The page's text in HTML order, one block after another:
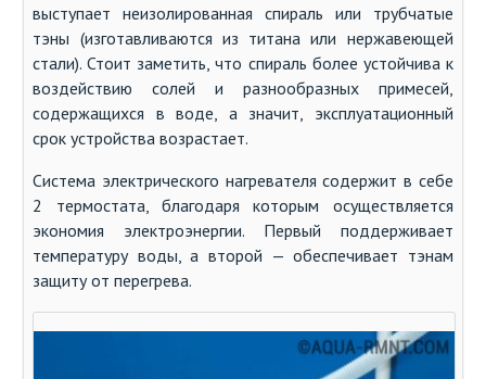
выступает неизолированная спираль или трубчатые
тэны (изготавливаются из титана или нержавеющей
стали). Стоит заметить, что спираль более устойчива к
воздействию солей и разнообразных примесей,
содержащихся в воде, а значит, эксплуатационный
срок устройства возрастает.
Система электрического нагревателя содержит в себе
2 термостата, благодаря которым осуществляется
экономия электроэнергии. Первый поддерживает
температуру воды, а второй — обеспечивает тэнам
защиту от перегрева.